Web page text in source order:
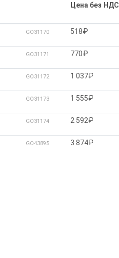
Цена без НДС
GO31170 518₽
GO31171 770₽
GO31172 1 037₽
GO31173 1 555₽
GO31174 2 592₽
GO43895 3 874₽